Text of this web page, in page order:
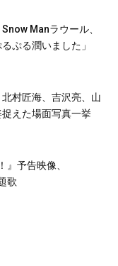
Manラウール、
ぷる潤いました」
北村匠海、吉沢亮、山
えた場面写真一挙
』予告映像、
歌